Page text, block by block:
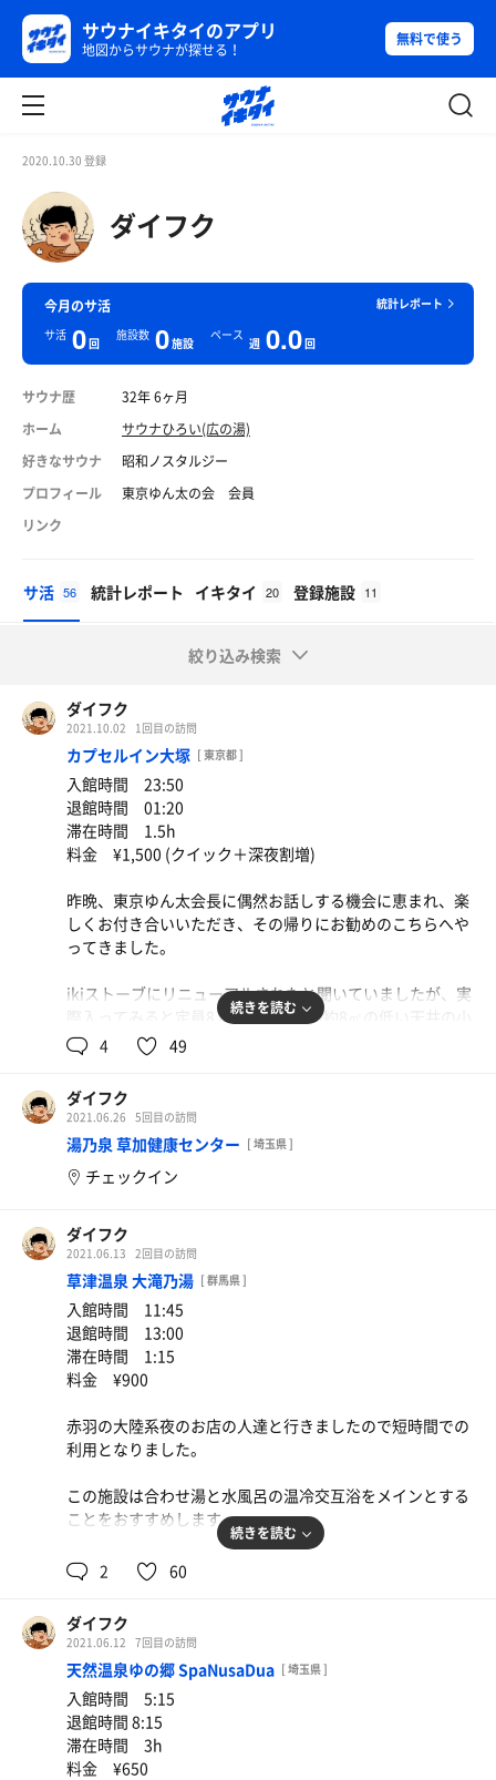
サウナイキタイのアプリ
地図からサウナが探せる！
無料で使う
2020.10.30 登録
ダイフク
統計レポート
今月のサ活
サ活 0回
施設数 0施設
ペース
週 0.0回
サウナ歴
32年 6ヶ月
ホーム
サウナひろい(広の湯)
好きなサウナ
昭和ノスタルジー
プロフィール
東京ゆん太の会 会員
リンク
サ活 56 統計レポート イキタイ 20 登録施設 11
絞り込み検索
ダイフク
2021.10.02 1回目の訪問
カプセルイン大塚 [ 東京都 ]
入館時間 23:50
退館時間 01:20
滞在時間 1.5h
料金 ¥1,500 (クイック＋深夜割増)
昨晩、東京ゆん太会長に偶然お話しする機会に恵まれ、楽
しくお付き合いいただき、その帰りにお勧めのこちらへや
ってきました。
ikiストーブにリニューアルされたと聞いていましたが、実
際入ってみると定員8人の4m×2mの約8㎡の低い天井の小
さなサ室にデカデカとストーブが設置されていました。そ
してその魔改造された暴力的な変態サウナにすっかり魅了
されてしまいました。
オートロウリュ時、もの凄い熱波が襲来します。最初、音
速の貴公子アイルトンセナが通り過ぎたのかと思いまし
た。
ったそうです)
水風呂は18℃とよく冷えていて、さらに大きなクーラーボ
ックスで追い氷ができました。
その後、会長から教えてもらった踊り場スペースへ行きま
した。終電が行った後の深夜の大塚の街が一望できます。
静けさと妖しさ。この街でいろいろ遊ばせてもらった思い
少しずつですが、戻りつつある日常、もう少しあと少しで
続きを読む
4 49
ダイフク
2021.06.26 5回目の訪問
湯乃泉 草加健康センター [ 埼玉県 ]
チェックイン
ダイフク
2021.06.13 2回目の訪問
草津温泉 大滝乃湯 [ 群馬県 ]
入館時間 11:45
退館時間 13:00
滞在時間 1:15
料金 ¥900
赤羽の大陸系夜のお店の人達と行きましたので短時間での
利用となりました。
この施設は合わせ湯と水風呂の温冷交互浴をメインとする
ことをおすすめします。
ただ、超高温浴槽と超低温水風呂はそれぞれ45℃、15℃と
随分マイルドになっていたのが気になりました。
合わせ湯の高温廃止は町長からのお達しによるものだそう
です。
水風呂についてはセルフ式ボタン蛇口の水温は約10℃とま
ずまずであったことから、ボタンを押す人が少なかったこ
とによる新規投入量不足が原因だと思われます。
続きを読む
2 60
ダイフク
2021.06.12 7回目の訪問
天然温泉ゆの郷 SpaNusaDua [ 埼玉県 ]
入館時間 5:15
退館時間 8:15
滞在時間 3h
料金 ¥650